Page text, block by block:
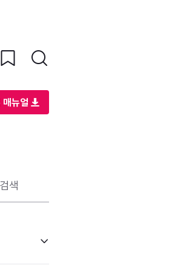
매뉴얼
색